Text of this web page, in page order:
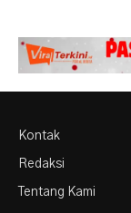
Kontak
Redaksi
Tentang Kami